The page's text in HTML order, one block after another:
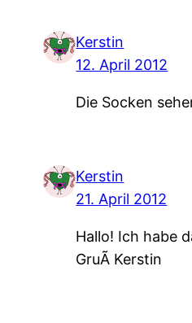
Kerstin
12. April 2012
Die Socken
Kerstin
21. April 2012
Hallo! Ich habe
GruÃ Kerstin